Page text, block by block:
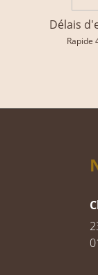
Délais
Rapide